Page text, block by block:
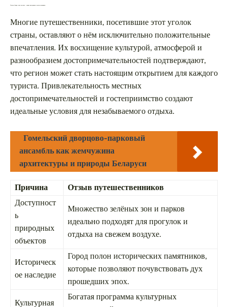
Почему Самара стоит посетить – мнение иностранных путешественников
Многие путешественники, посетившие этот уголок
страны, оставляют о нём исключительно положительные
впечатления. Их восхищение культурой, атмосферой и
разнообразием достопримечательностей подтверждают,
что регион может стать настоящим открытием для каждого
туриста. Привлекательность местных
достопримечательностей и гостеприимство создают
идеальные условия для незабываемого отдыха.
Гомельский дворцово-парковый
ансамбль как жемчужина
архитектуры и природы Беларуси
Причина
Отзыв путешественников
Доступност
ь
природных
объектов
Множество зелёных зон и парков
идеально подходят для прогулок и
отдыха на свежем воздухе.
Историческ
ое наследие
Город полон исторических памятников,
которые позволяют почувствовать дух
прошедших эпох.
Культурная
Богатая программа культурных